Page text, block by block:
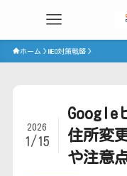
ホーム MEO対策戦略
Google
住所変
や注意
2026
1/15